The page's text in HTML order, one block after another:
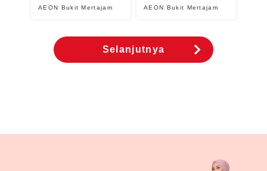
BRACELET!!
AEON Bukit Mertajam
FOR CASH
AEON Bukit Mertajam
Selanjutnya